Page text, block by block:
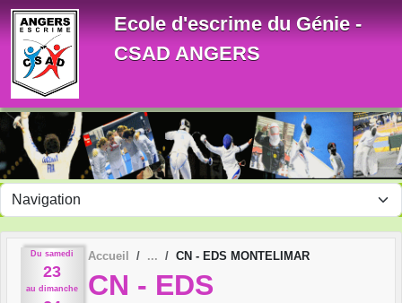
Ecole d'escrime du Génie -
CSAD ANGERS
Du samedi
23
au dimanche
Accueil CN - EDS MONTELIMAR
CN - EDS
Panneau de gestion des cookies